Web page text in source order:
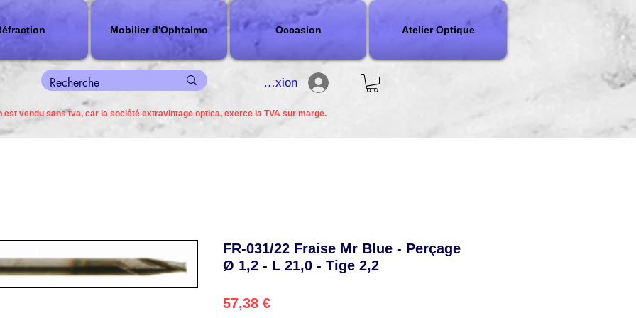
Mobilier d'Ophtalmo Occasion Atelier Optique
connexion
est vendu sans tva, car la société extravintage optica, exerce la TVA sur marge.
FR-031/22 Fraise Mr Blue - Perçage
Ø 1,2 - L 21,0 - Tige 2,2
57,38 €Preço